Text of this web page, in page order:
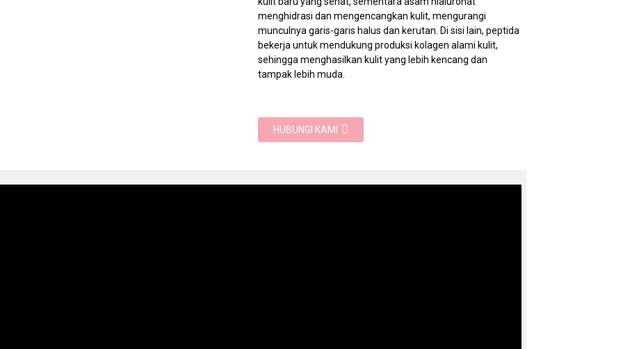
menghidrasi dan mengencangkan kulit, mengurangi
munculnya garis-garis halus dan kerutan. Di sisi lain, peptida
bekerja untuk mendukung produksi kolagen alami kulit,
sehingga menghasilkan kulit yang lebih kencang dan
tampak lebih muda.
HUBUNGI KAMI